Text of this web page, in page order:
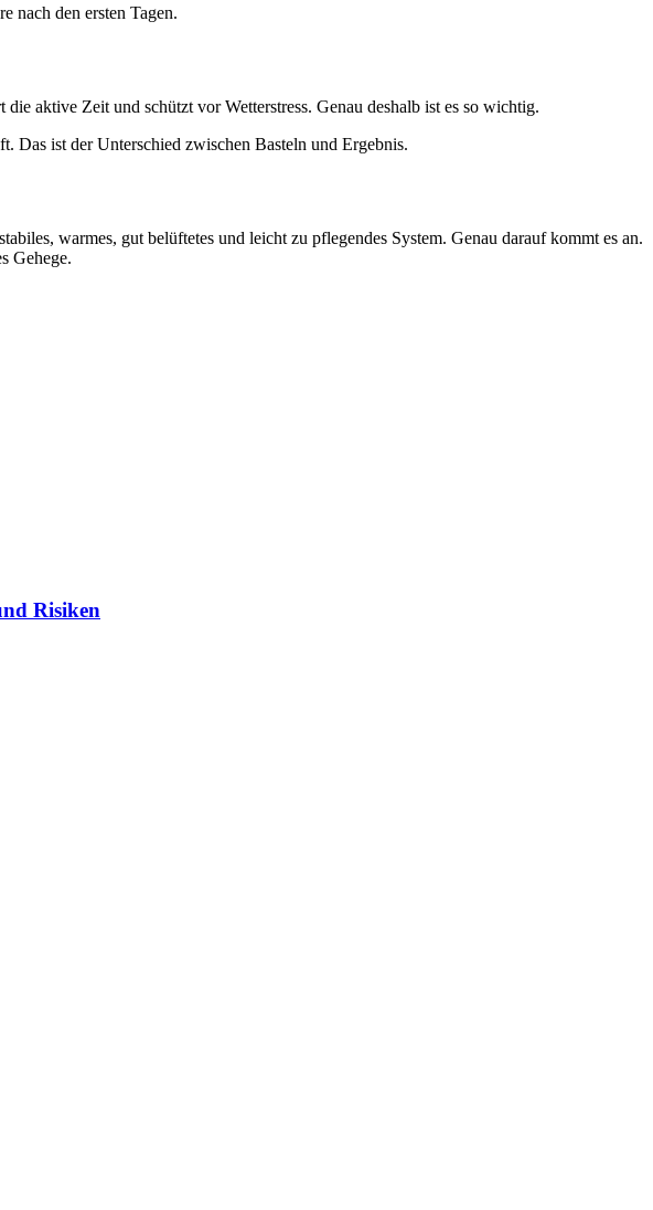
nach den ersten Tagen.
aktive Zeit und schützt vor Wetterstress. Genau deshalb ist es so wichtig.
Das ist der Unterschied zwischen Basteln und Ergebnis.
warmes, gut belüftetes und leicht zu pflegendes System. Genau darauf kommt es an.
Gehege.
Risiken